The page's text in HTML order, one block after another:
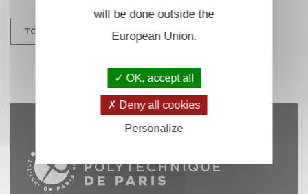
TOUS LES ÉVÉNEMENTS
will be done outside the
European Union.
OK, accept all
Deny all cookies
Personalize